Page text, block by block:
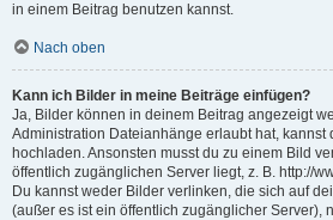
in einem Beitrag benutzen kannst.
Nach oben
Kann ich Bilder in meine Beiträge einfügen?
Ja, Bilder können in deinem Beitrag angezeigt
Administration Dateianhänge erlaubt hat, kannst
hochladen. Ansonsten musst du zu einem Bild
öffentlich zugänglichen Server liegt, z. B. http://
Du kannst weder Bilder verlinken, die sich auf
(außer es ist ein öffentlich zugänglicher Server),